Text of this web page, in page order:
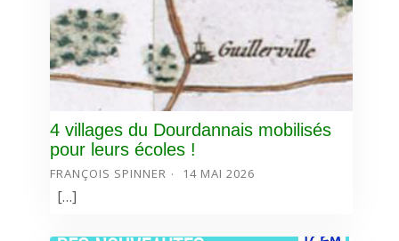
4 villages du Dourdannais mobilisés
pour leurs écoles !
FRANÇOIS SPINNER 14 MAI 2026
[…]